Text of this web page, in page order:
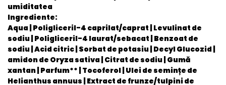
umiditatea
Ingrediente:
Aqua | Poligliceril-4 caprilat/caprat | Levulinat de
sodiu | Poligliceril-4 laurat/sebacat | Benzoat de
sodiu | Acid citric | Sorbat de potasiu | Decyl Glucozid |
amidon de Oryza sativa | Citrat de sodiu | Gumă
xantan | Parfum** | Tocoferol | Ulei de semințe de
Helianthus annuus | Extract de frunze/tulpini de